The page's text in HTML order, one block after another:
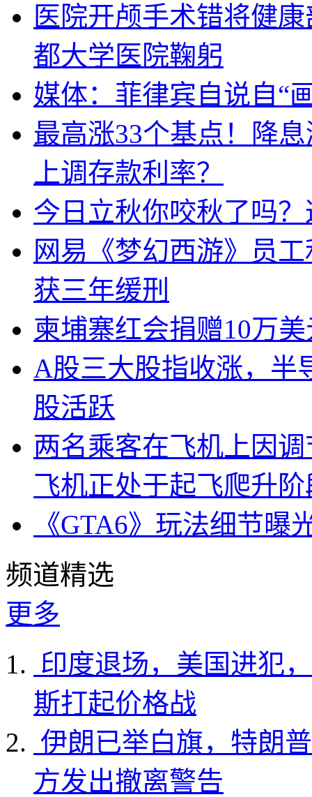
医院开颅手术错将健
都大学医院鞠躬
媒体：菲律宾自说自“
最高涨33个基点！降
上调存款利率？
今日立秋你咬秋了吗
网易《梦幻西游》员
获三年缓刑
柬埔寨红会捐赠10万
A股三大股指收涨，半
股活跃
两名乘客在飞机上因
飞机正处于起飞爬升阶
《GTA6》玩法细节
频道精选
更多
印度退场，美国进犯
斯打起价格战
伊朗已举白旗，特朗
方发出撤离警告